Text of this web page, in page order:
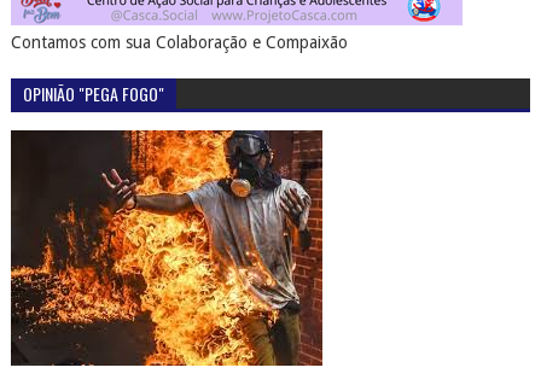
Contamos com sua Colaboração e Compaixão
OPINIÃO "PEGA FOGO"